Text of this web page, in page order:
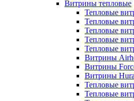
Витрины тепловые
Тепловые
Тепловые
Тепловые
Тепловые
Тепловые
Витрины
Витрины
Витрины
Тепловые
Тепловые